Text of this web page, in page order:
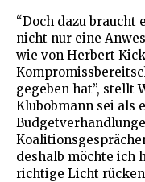
“Doch dazu braucht
nicht nur eine
wie von Herbert
gegeben hat”, stellt
Klubobmann sei als
deshalb möchte ich
richtige Licht